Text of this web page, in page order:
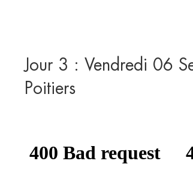
Jour 3 : Vendredi 06
Poitiers